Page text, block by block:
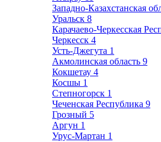
Западно-Казахстанская
Уральск 8
Карачаево-Черкесская
Черкесск 4
Усть-Джегута 1
Акмолинская область 9
Кокшетау 4
Косшы 1
Степногорск 1
Чеченская Республика 9
Грозный 5
Аргун 1
Урус-Мартан 1